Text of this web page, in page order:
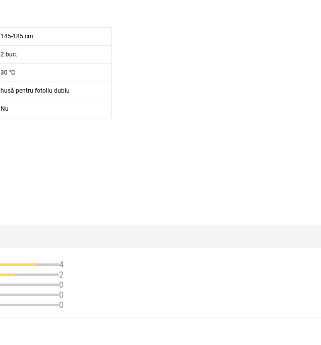
145-185 cm
2 buc.
30 °C
husă pentru fotoliu dublu
Nu
4
2
0
0
0